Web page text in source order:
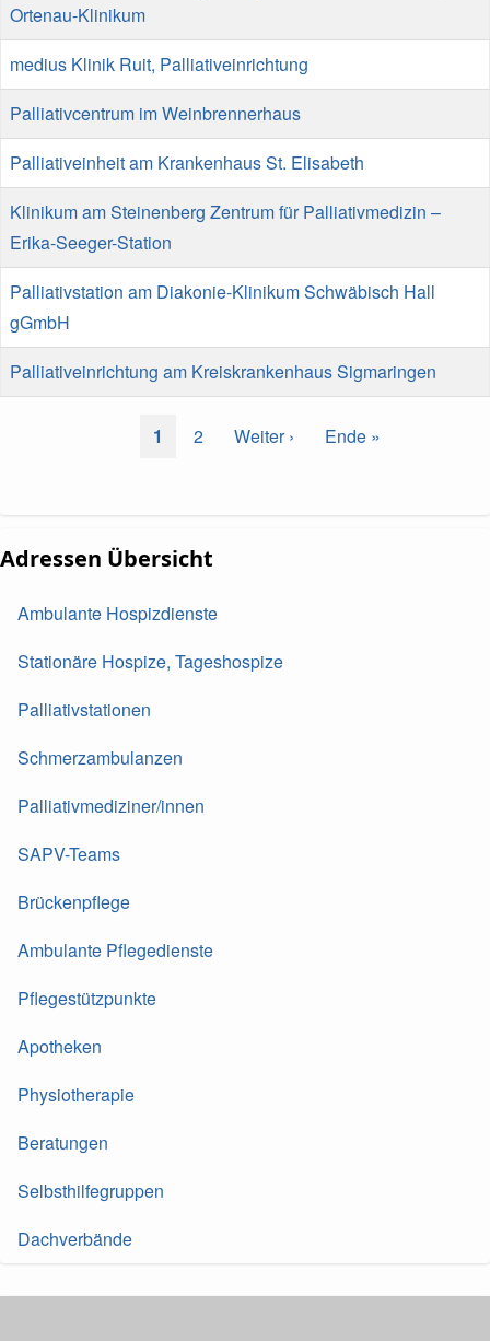
Ortenau-Klinikum
medius Klinik Ruit, Palliativeinrichtung
Palliativcentrum im Weinbrennerhaus
Palliativeinheit am Krankenhaus St. Elisabeth
Klinikum am Steinenberg Zentrum für Palliativmedizin –
Erika-Seeger-Station
Palliativstation am Diakonie-Klinikum Schwäbisch Hall
gGmbH
Palliativeinrichtung am Kreiskrankenhaus Sigmaringen
Aktuelle
1 Page
2
Nächste
Weiter ›
Letzte
Ende »
Adressen Übersicht
Ambulante Hospizdienste
Stationäre Hospize, Tageshospize
Palliativstationen
Schmerzambulanzen
Palliativmediziner/innen
SAPV-Teams
Brückenpflege
Ambulante Pflegedienste
Pflegestützpunkte
Apotheken
Physiotherapie
Beratungen
Selbsthilfegruppen
Dachverbände